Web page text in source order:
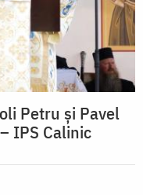
Petru și Pavel
IPS Calinic